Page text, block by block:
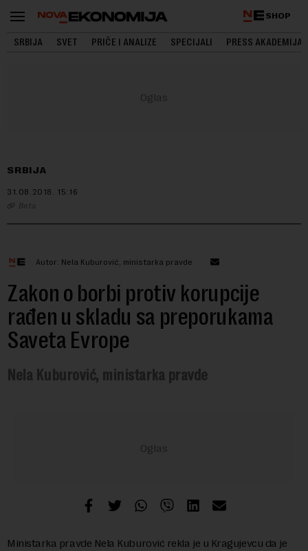
SHOP
SRBIJA SVET PRIČE I ANALIZE SPECIJALI PRESS AKADEMIJA
SRBIJA
31.08.2018. 15:16
Beta
Autor: Nela Kuburović, ministarka pravde
Zakon o borbi protiv korupcije
rađen u skladu sa preporukama
Saveta Evrope
Nela Kuburović, ministarka pravde
Ministarka pravde Nela Kuburović rekla je u Kragujevcu da je